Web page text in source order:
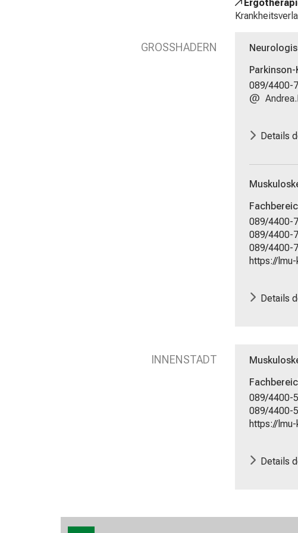
GROSSHADERN
089/4400-
Details
089/4400-
089/4400-
089/4400-
https://
Details
INNENSTADT
089/4400-
089/4400-
https://
Details